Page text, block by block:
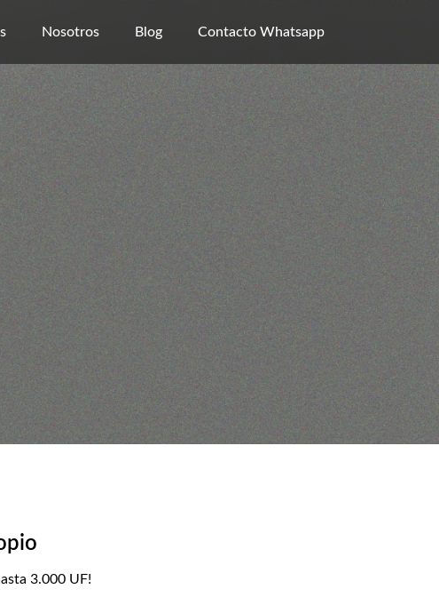
Nosotros Blog Contacto Whatsapp
3.000 UF!